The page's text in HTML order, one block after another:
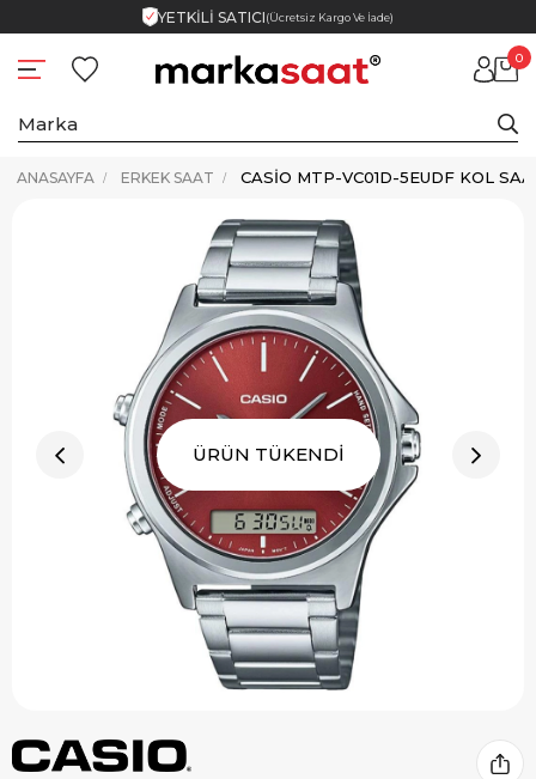
YETKİLİ SATICI(Ücretsiz Kargo Ve İade)
0
ANASAYFA ERKEK SAAT CASIO MTP-VC01D-5EUDF KOL
ÜRÜN TÜKENDİ